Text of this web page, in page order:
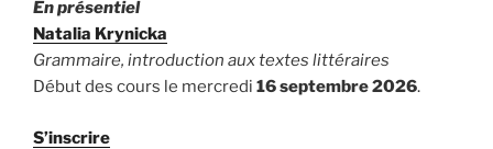
En présentiel
Natalia Krynicka
Grammaire, introduction aux textes littéraires
Début des cours le mercredi 16 septembre 2026.
S’inscrire